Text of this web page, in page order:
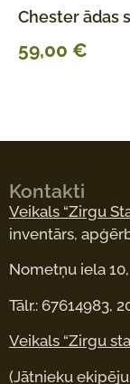
Chester ādas
59,00 €
Kontakti
Veikals “Zirgu
inventārs,
Nometņu iela
Tālr.: 67614983,
Veikals “Zirgu
(Jātnieku